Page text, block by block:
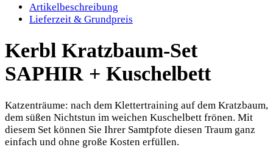
Artikelbeschreibung
Lieferzeit & Grundpreis
Kerbl Kratzbaum-Set
SAPHIR + Kuschelbett
Katzenträume: nach dem Klettertraining auf dem Kratzbaum,
dem süßen Nichtstun im weichen Kuschelbett frönen. Mit
diesem Set können Sie Ihrer Samtpfote diesen Traum ganz
einfach und ohne große Kosten erfüllen.